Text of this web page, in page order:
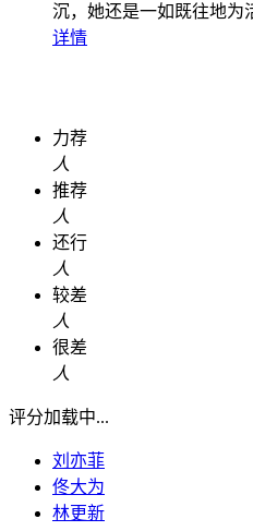
沉，她还是一如既往地为
详情
力荐
人
推荐
人
还行
人
较差
人
很差
人
评分加载中...
刘亦菲
佟大为
林更新